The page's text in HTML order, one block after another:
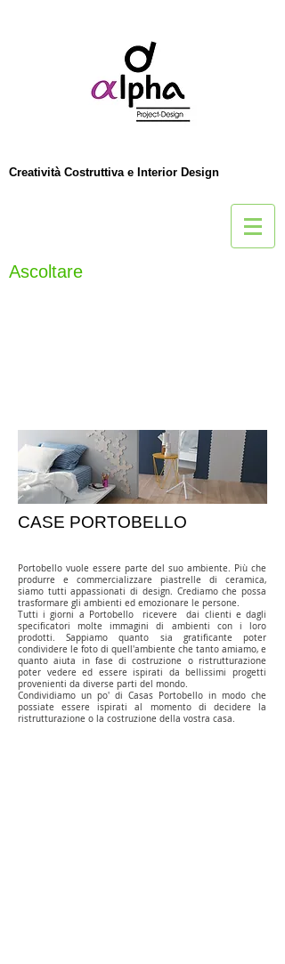
Creatività Costruttiva e Interior Design
Ascoltare
CASE PORTOBELLO
Portobello vuole essere parte del suo ambiente. Più che
produrre e commercializzare piastrelle di ceramica,
siamo tutti appassionati di design. Crediamo che possa
trasformare gli ambienti ed emozionare le persone.
Tutti i giorni a Portobello
ricevere
dai clienti e dagli
specificatori molte immagini di ambienti con i loro
prodotti. Sappiamo quanto sia gratificante poter
condividere le foto di quell'ambiente che tanto amiamo, e
quanto aiuta in fase di costruzione o ristrutturazione
poter vedere ed essere ispirati da bellissimi progetti
provenienti da diverse parti del mondo.
Condividiamo un po' di Casas Portobello in modo che
possiate essere ispirati al momento di decidere la
ristrutturazione o la costruzione della vostra casa.
>